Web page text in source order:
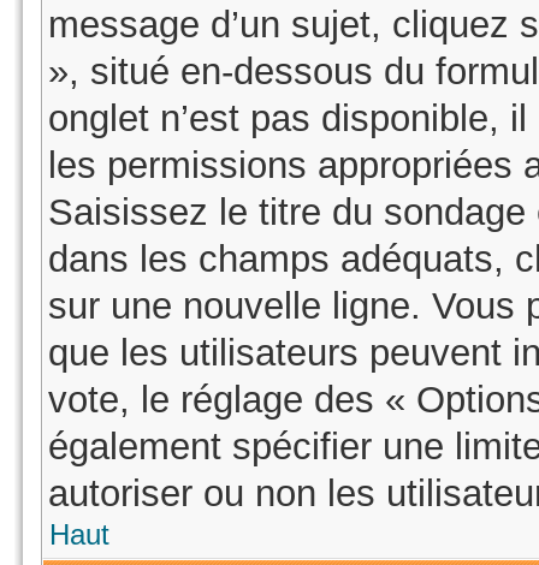
message d’un sujet, cliquez
», situé en-dessous du
onglet n’est pas disponible,
les permissions appropriées
Saisissez le titre du
dans les champs adéquats,
sur une nouvelle ligne. Vous
que les utilisateurs peuvent
vote, le réglage des «
également spécifier une
autoriser ou non les
Haut